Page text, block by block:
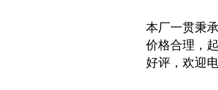
本厂一贯秉
价格合理，
好评，欢迎